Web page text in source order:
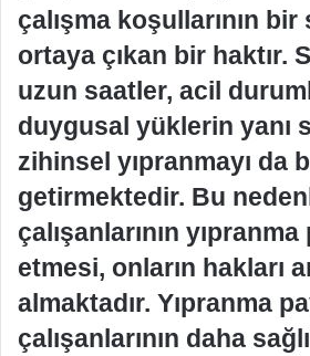
çalışma koşullarının
ortaya çıkan bir haktır.
uzun saatler, acil
duygusal yüklerin yanı
zihinsel yıpranmayı da
getirmektedir. Bu
çalışanlarının yıpranma
etmesi, onların hakları
almaktadır. Yıpranma
çalışanlarının daha